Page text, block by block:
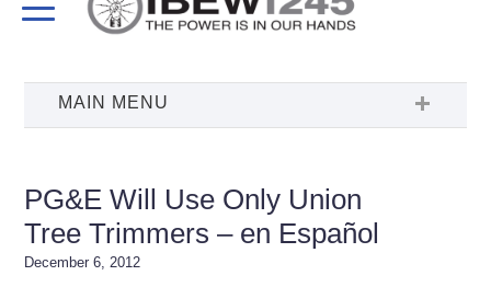
PG&E Will Use Only Union
Tree Trimmers – en Español
December 6, 2012